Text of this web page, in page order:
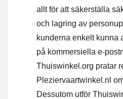
allt för att säkerställa
och lagring av
kunderna enkelt kunna
på kommersiella e-
Thuiswinkel.org pratar
Pleziervaartwinkel.nl
Dessutom utför